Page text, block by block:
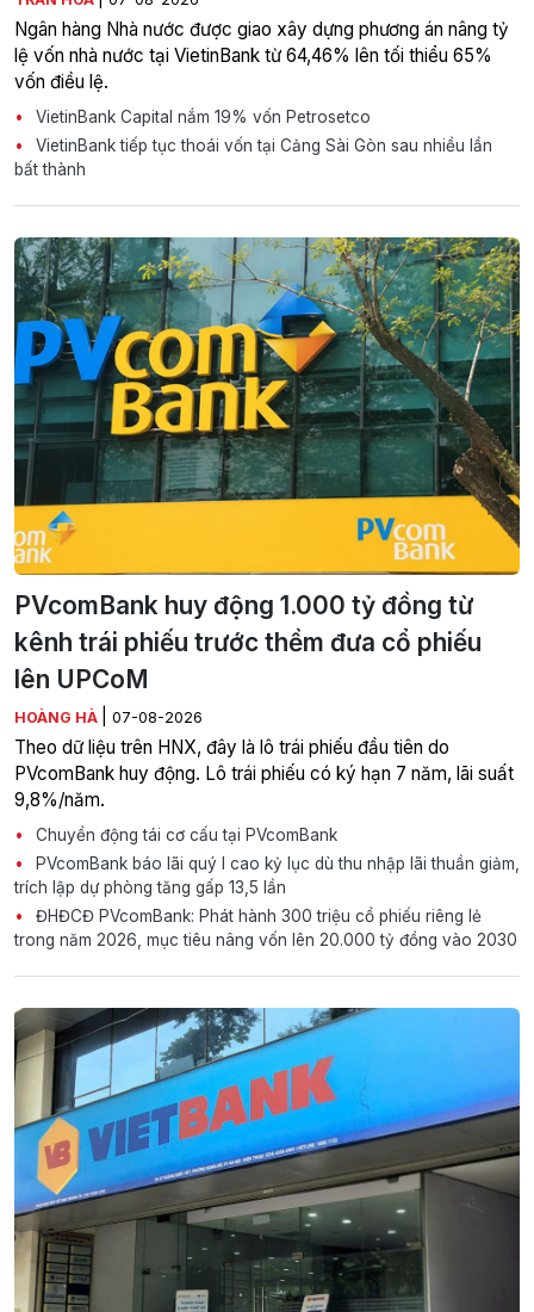
Ngân hàng Nhà nước được giao xây dựng phương án nâng tỷ
lệ vốn nhà nước tại VietinBank từ 64,46% lên tối thiểu 65%
vốn điều lệ.
VietinBank Capital nắm 19% vốn Petrosetco
VietinBank tiếp tục thoái vốn tại Cảng Sài Gòn sau nhiều lần
bất thành
PVcomBank huy động 1.000 tỷ đồng từ
kênh trái phiếu trước thềm đưa cổ phiếu
lên UPCoM
HOÀNG HÀ 07-08-2026
Theo dữ liệu trên HNX, đây là lô trái phiếu đầu tiên do
PVcomBank huy động. Lô trái phiếu có ký hạn 7 năm, lãi suất
9,8%/năm.
Chuyển động tái cơ cấu tại PVcomBank
PVcomBank báo lãi quý I cao kỷ lục dù thu nhập lãi thuần giảm,
trích lập dự phòng tăng gấp 13,5 lần
ĐHĐCĐ PVcomBank: Phát hành 300 triệu cổ phiếu riêng lẻ
trong năm 2026, mục tiêu nâng vốn lên 20.000 tỷ đồng vào 2030